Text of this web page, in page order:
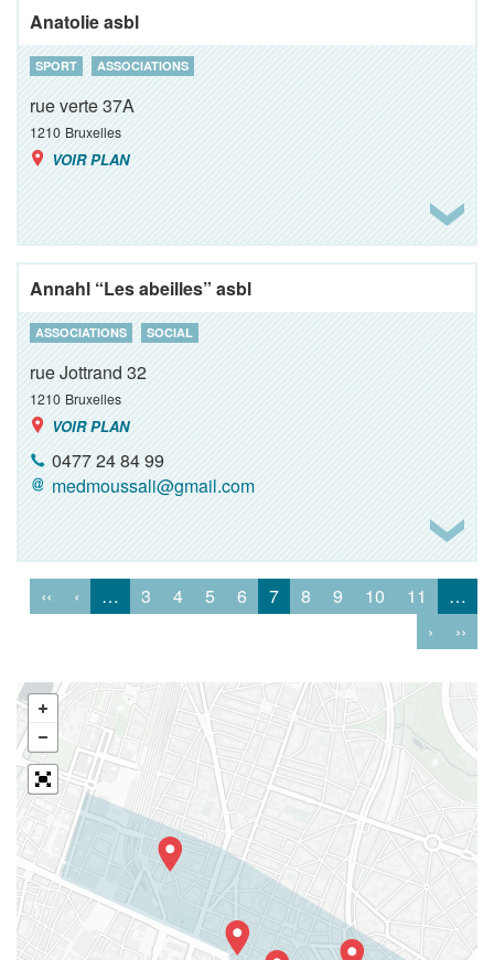
Anatolie asbl
SPORT ASSOCIATIONS
rue verte 37A
1210 Bruxelles
VOIR PLAN
Annahl “Les abeilles” asbl
ASSOCIATIONS SOCIAL
rue Jottrand 32
1210 Bruxelles
VOIR PLAN
0477 24 84 99
medmoussali@gmail.com
‹‹ ‹ … 3 4 5 6 7 8 9 10 11
…
›
››